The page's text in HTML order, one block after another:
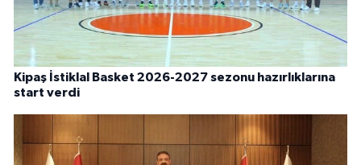
Kipaş İstiklal Basket 2026-2027 sezonu hazırlıklarına
start verdi